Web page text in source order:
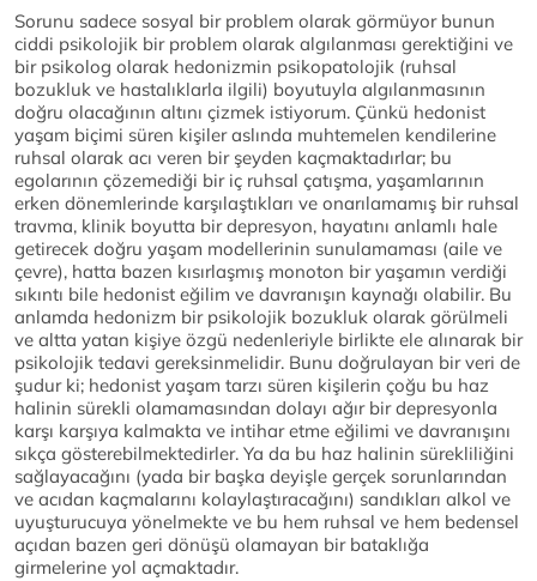
Sorunu sadece sosyal bir problem olarak görmüyor bunun
ciddi psikolojik bir problem olarak algılanması gerektiğini ve
bir psikolog olarak hedonizmin psikopatolojik (ruhsal
bozukluk ve hastalıklarla ilgili) boyutuyla algılanmasının
doğru olacağının altını çizmek istiyorum. Çünkü hedonist
yaşam biçimi süren kişiler aslında muhtemelen kendilerine
ruhsal olarak acı veren bir şeyden kaçmaktadırlar; bu
egolarının çözemediği bir iç ruhsal çatışma, yaşamlarının
erken dönemlerinde karşılaştıkları ve onarılamamış bir ruhsal
travma, klinik boyutta bir depresyon, hayatını anlamlı hale
getirecek doğru yaşam modellerinin sunulamaması (aile ve
çevre), hatta bazen kısırlaşmış monoton bir yaşamın verdiği
sıkıntı bile hedonist eğilim ve davranışın kaynağı olabilir. Bu
anlamda hedonizm bir psikolojik bozukluk olarak görülmeli
ve altta yatan kişiye özgü nedenleriyle birlikte ele alınarak bir
psikolojik tedavi gereksinmelidir. Bunu doğrulayan bir veri de
şudur ki; hedonist yaşam tarzı süren kişilerin çoğu bu haz
halinin sürekli olamamasından dolayı ağır bir depresyonla
karşı karşıya kalmakta ve intihar etme eğilimi ve davranışını
sıkça gösterebilmektedirler. Ya da bu haz halinin sürekliliğini
sağlayacağını (yada bir başka deyişle gerçek sorunlarından
ve acıdan kaçmalarını kolaylaştıracağını) sandıkları alkol ve
uyuşturucuya yönelmekte ve bu hem ruhsal ve hem bedensel
açıdan bazen geri dönüşü olamayan bir bataklığa
girmelerine yol açmaktadır.